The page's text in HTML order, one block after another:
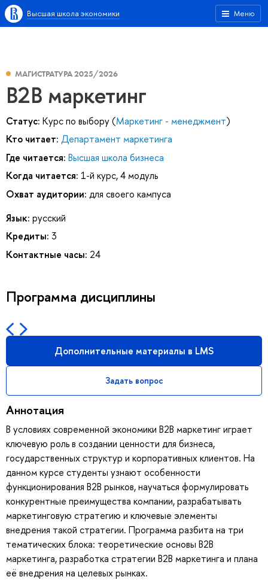
Меню
Высшая школа экономики
МАГИСТРАТУРА 2025/2026
B2B маркетинг
Статус: Курс по выбору (Маркетинг - менеджмент)
Кто читает: Департамент маркетинга
Где читается: Высшая школа бизнеса
Когда читается: 1-й курс, 4 модуль
Охват аудитории: для своего кампуса
Язык: русский
Кредиты: 3
Контактные часы: 24
Программа дисциплины
Дополнительные материалы в LMS
Задать вопрос
Аннотация
В условиях современной экономики В2В маркетинг играет
ключевую роль в создании ценности для бизнеса,
государственных структур и корпоративных клиентов. На
данном курсе студенты узнают особенности
функционирования B2B рынков, научаться формулировать
конкурентные преимущества компании, разрабатывать
маркетинговую стратегию и ключевые элементы
внедрения такой стратегии. Программа разбита на три
тематических блока: теоретические основы B2B
маркетинга, разработка стратегии В2В маркетинга и плана
её внедрения на целевых рынках.